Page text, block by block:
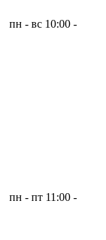
пн - вс 10:00 -
пн - пт 11:00 -